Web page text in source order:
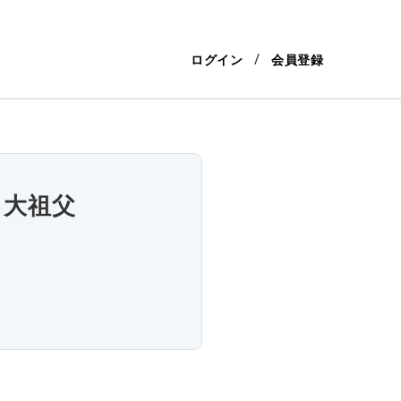
ログイン 会員登録
祖父